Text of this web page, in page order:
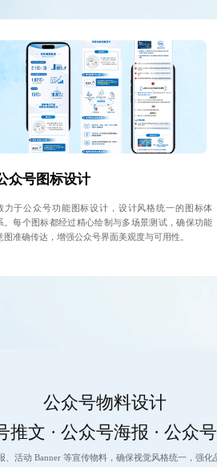
众号图标设计
力于公众号功能图标设计，设计风格统一的图标体
。每个图标都经过精心绘制与多场景测试，确保功能
图准确传达，增强公众号界面美观度与可用性。
公众号物料设计
推文 · 公众号海报 · 公众
活动 Banner 等宣传物料，确保视觉风格统一，强